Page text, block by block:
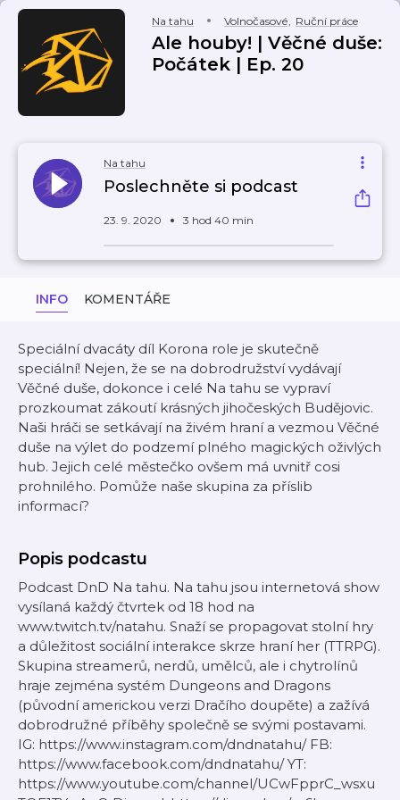
Na tahu Volnočasové, Ruční práce
Ale houby! | Věčné duše:
Počátek | Ep. 20
Na tahu
Poslechněte si podcast
23. 9. 2020 3 hod 40 min
INFO KOMENTÁŘE
Speciální dvacáty díl Korona role je skutečně
speciální! Nejen, že se na dobrodružství vydávají
Věčné duše, dokonce i celé Na tahu se vypraví
prozkoumat zákoutí krásných jihočeských Budějovic.
Naši hráči se setkávají na živém hraní a vezmou Věčné
duše na výlet do podzemí plného magických oživlých
hub. Jejich celé městečko ovšem má uvnitř cosi
prohnilého. Pomůže naše skupina za příslib
informací?
Popis podcastu
Podcast DnD Na tahu. Na tahu jsou internetová show
vysílaná každý čtvrtek od 18 hod na
www.twitch.tv/natahu. Snaží se propagovat stolní hry
a důležitost sociální interakce skrze hraní her (TTRPG).
Skupina streamerů, nerdů, umělců, ale i chytrolínů
hraje zejména systém Dungeons and Dragons
(původní americkou verzi Dračího doupěte) a zažívá
dobrodružné příběhy společně se svými postavami.
IG: https://www.instagram.com/dndnatahu/ FB:
https://www.facebook.com/dndnatahu/ YT:
https://www.youtube.com/channel/UCwFpprC_wsxu